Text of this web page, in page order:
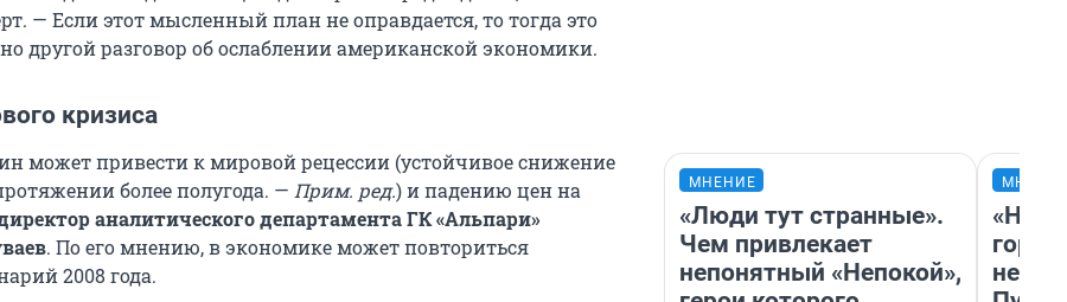
— Если этот мысленный план не оправдается, то тогда это
другой разговор об ослаблении американской экономики.
кризиса
может привести к мировой рецессии (устойчивое снижение
более полугода. — Прим. ред.) и падению цен на
аналитического департамента ГК «Альпари»
. По его мнению, в экономике может повториться
2008 года.
МНЕНИЕ
«Люди тут странные».
Чем привлекает
непонятный «Непокой»,
«Нет